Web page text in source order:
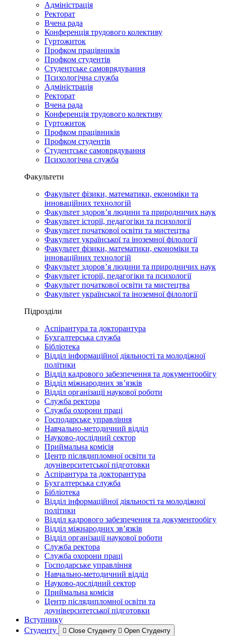
Адміністрація
Ректорат
Вчена рада
Конференція трудового колективу
Гуртожиток
Профком працівників
Профком студентів
Студентське самоврядування
Психологічна служба
Адміністрація
Ректорат
Вчена рада
Конференція трудового колективу
Гуртожиток
Профком працівників
Профком студентів
Студентське самоврядування
Психологічна служба
Факультети
Факультет фізики, математики, економіки та
інноваційних технологій
Факультет здоров’я людини та природничих наук
Факультет історії, педагогіки та психології
Факультет початкової освіти та мистецтва
Факультет української та іноземної філології
Факультет фізики, математики, економіки та
інноваційних технологій
Факультет здоров’я людини та природничих наук
Факультет історії, педагогіки та психології
Факультет початкової освіти та мистецтва
Факультет української та іноземної філології
Підрозділи
Аспірантура та докторантура
Бухгалтерська служба
Бібліотека
Відділ інформаційної діяльності та молодіжної
політики
Відділ кадрового забезпечення та документообігу
Відділ міжнародних зв’язків
Відділ організації наукової роботи
Служба ректора
Служба охорони праці
Господарське управління
Навчально-методичний відділ
Науково-дослідний сектор
Приймальна комісія
Центр післядипломної освіти та
доуніверситетської підготовки
Аспірантура та докторантура
Бухгалтерська служба
Бібліотека
Відділ інформаційної діяльності та молодіжної
політики
Відділ кадрового забезпечення та документообігу
Відділ міжнародних зв’язків
Відділ організації наукової роботи
Служба ректора
Служба охорони праці
Господарське управління
Навчально-методичний відділ
Науково-дослідний сектор
Приймальна комісія
Центр післядипломної освіти та
доуніверситетської підготовки
Вступнику
Студенту
Close Студенту Open Студенту